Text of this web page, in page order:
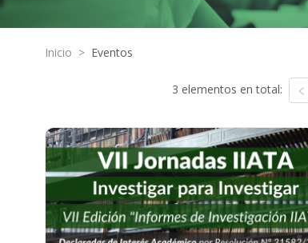
Inicio > Eventos
3 elementos en total: